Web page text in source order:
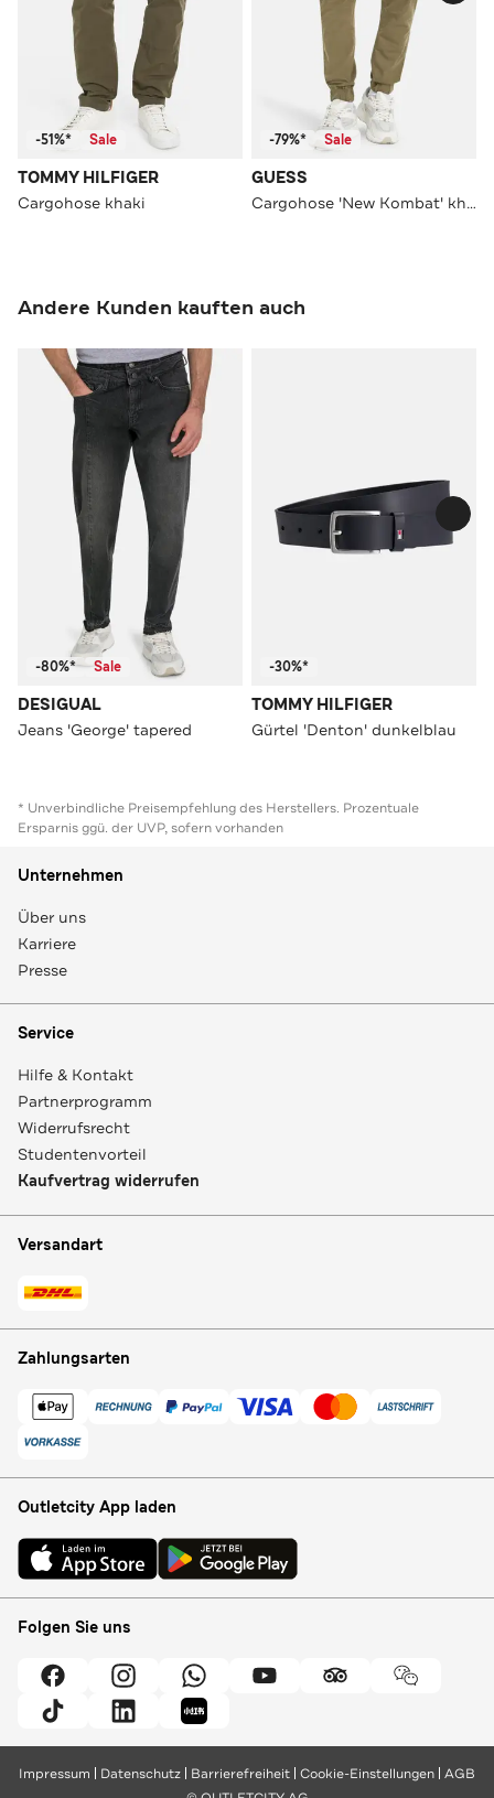
-51%* Sale
TOMMY HILFIGER
Cargohose khaki
-79%* Sale
GUESS
Cargohose 'New Kombat' khaki
Andere Kunden kauften auch
-80%* Sale
DESIGUAL
Jeans 'George' tapered
-30%*
TOMMY HILFIGER
Gürtel 'Denton' dunkelblau
* Unverbindliche Preisempfehlung des Herstellers. Prozentuale
Ersparnis ggü. der UVP, sofern vorhanden
Unternehmen
Über uns
Karriere
Presse
Service
Hilfe & Kontakt
Partnerprogramm
Widerrufsrecht
Studentenvorteil
Kaufvertrag widerrufen
Versandart
Zahlungsarten
Outletcity App laden
Folgen Sie uns
Impressum Datenschutz Barrierefreiheit Cookie-Einstellungen AGB